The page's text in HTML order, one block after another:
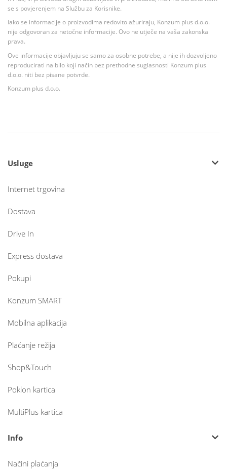
se s povjerenjem na Službu za Korisnike.
Iako se informacije o proizvodima redovito ažuriraju, Konzum plus d.o.o.
nije odgovoran za netočne informacije. Ovo ne utječe na vaša zakonska
prava.
Ove informacije objavljuju se samo za osobne potrebe, a nije ih dozvoljeno
reproducirati na bilo koji način bez prethodne suglasnosti Konzum plus
d.o.o. niti bez pisane potvrde.
Konzum plus d.o.o.
Usluge
Internet trgovina
Dostava
Drive In
Express dostava
Pokupi
Konzum SMART
Mobilna aplikacija
Plaćanje režija
Shop&Touch
Poklon kartica
MultiPlus kartica
Info
Načini plaćanja